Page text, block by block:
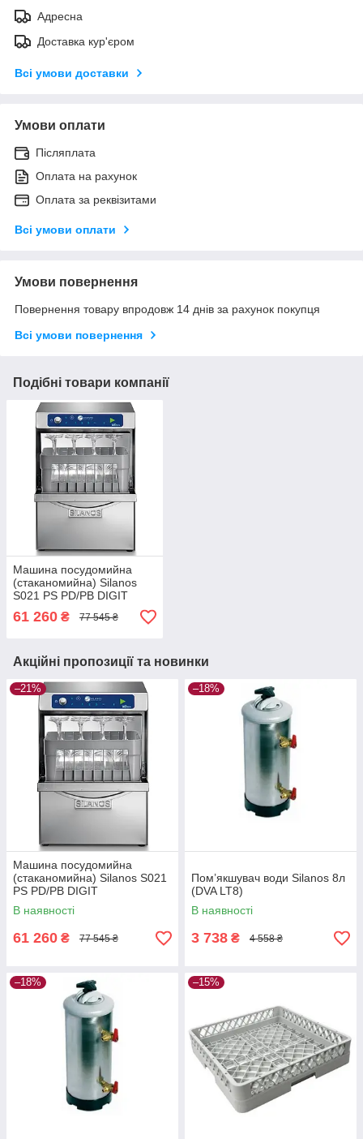
Адресна
Доставка кур'єром
Всі умови доставки
Умови оплати
Післяплата
Оплата на рахунок
Оплата за реквізитами
Всі умови оплати
Умови повернення
Повернення товару впродовж 14 днів за рахунок покупця
Всі умови повернення
Подібні товари компанії
Машина посудомийна
(стаканомийна) Silanos
S021 PS PD/РВ DIGIT
61 260 ₴ 77 545 ₴
Акційні пропозиції та новинки
–21%
Машина посудомийна
(стаканомийна) Silanos S021
PS PD/РВ DIGIT
В наявності
61 260 ₴ 77 545 ₴
–18%
Пом’якшувач води Silanos 8л
(DVA LT8)
В наявності
3 738 ₴ 4 558 ₴
–18% –15%